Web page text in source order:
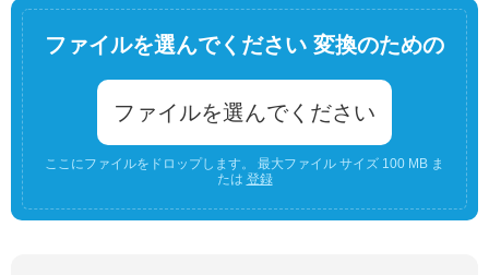
ファイルを選んでください 変換のための
ファイルを選んでください
ここにファイルをドロップします。 最大ファイル サイズ 100 MB ま
たは 登録